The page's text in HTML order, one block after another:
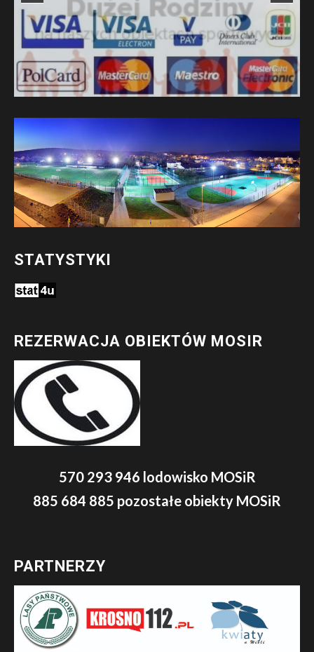
STATYSTYKI
REZERWACJA OBIEKTÓW MOSIR
570 293 946 lodowisko MOSiR
885 684 885 pozostałe obiekty MOSiR
PARTNERZY